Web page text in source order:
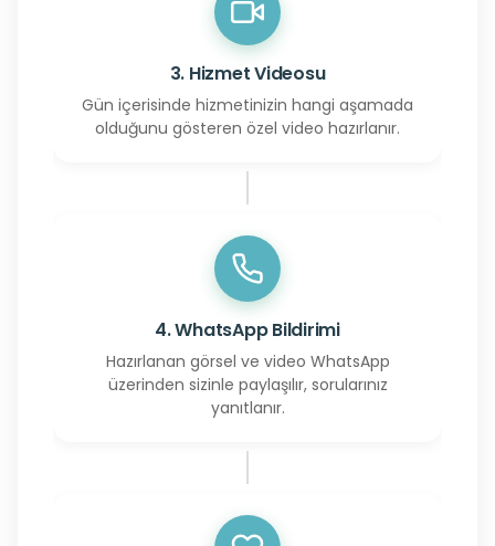
3. Hizmet Videosu
Gün içerisinde hizmetinizin hangi aşamada
olduğunu gösteren özel video hazırlanır.
4. WhatsApp Bildirimi
Hazırlanan görsel ve video WhatsApp
üzerinden sizinle paylaşılır, sorularınız
yanıtlanır.